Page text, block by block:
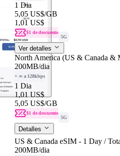
1 Dia
5,05 US$/GB
1,01 US$
$1 de descuento
5G
Ver detalles
North America (US & Canada &
200MB/dia
+ ∞ a 128kbps
1 Dia
1,01 US$
5,05 US$/GB
$1 de descuento
5G
Detalles
US & Canada eSIM - 1 Day /
200MB/dia